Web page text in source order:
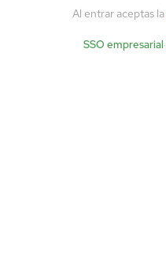
Al entrar aceptas la
SSO empresarial·